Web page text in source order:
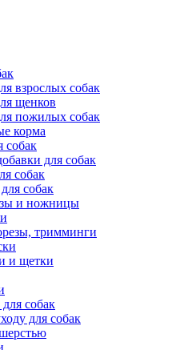
взрослых собак
щенков
пожилых собак
корма
собак
для собак
собак
собак
и ножницы
тримминги
и щетки
собак
для собак